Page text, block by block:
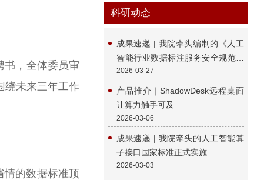
，全体委员审
绕未来三年工作
的数据标准顶
科研动态
成果速递 | 我院牵头编制的《人工
智能行业数据标注服务安全规范》
省级地方标准正式发布
2026-03-27
产品推介｜ShadowDesk远程桌面
让算力触手可及
2026-03-06
成果速递 | 我院牵头的人工智能算
子接口国家标准正式实施
2026-03-03